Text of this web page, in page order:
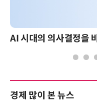
경제 많이 본 뉴스